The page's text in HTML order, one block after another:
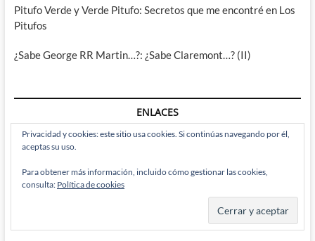
Pitufo Verde y Verde Pitufo: Secretos que me encontré en Los
Pitufos
¿Sabe George RR Martin…?: ¿Sabe Claremont…? (II)
ENLACES
Has DC done something stupid today?
Seré breve (EmeA)
Privacidad y cookies: este sitio usa cookies. Si continúas navegando por él,
aceptas su uso.
Para obtener más información, incluido cómo gestionar las cookies,
consulta: Política de cookies